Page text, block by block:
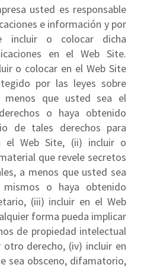
usted es responsable
e información y por
incluir o colocar dicha
en el Web Site.
o colocar en el Web Site
por las leyes sobre
menos que usted sea el
o haya obtenido
de tales derechos para
el Web Site, (ii) incluir o
que revele secretos
a menos que usted sea
o haya obtenido
(iii) incluir en el Web
forma pueda implicar
de propiedad intelectual
derecho, (iv) incluir en
sea obsceno, difamatorio,